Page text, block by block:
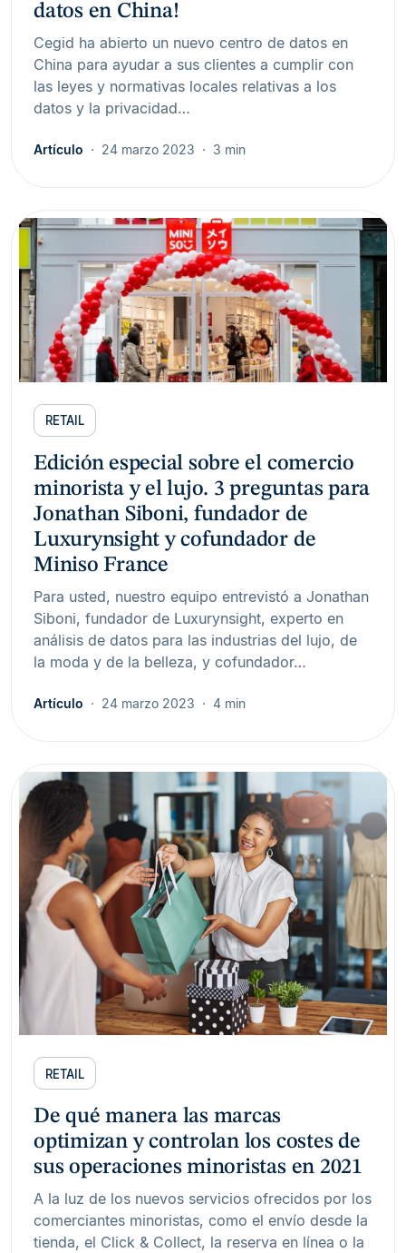
datos en China!
Cegid ha abierto un nuevo centro de datos en
China para ayudar a sus clientes a cumplir con
las leyes y normativas locales relativas a los
datos y la privacidad…
Artículo 24 marzo 2023 3 min
RETAIL
Edición especial sobre el comercio
minorista y el lujo. 3 preguntas para
Jonathan Siboni, fundador de
Luxurynsight y cofundador de
Miniso France
Para usted, nuestro equipo entrevistó a Jonathan
Siboni, fundador de Luxurynsight, experto en
análisis de datos para las industrias del lujo, de
la moda y de la belleza, y cofundador…
Artículo 24 marzo 2023 4 min
RETAIL
De qué manera las marcas
optimizan y controlan los costes de
sus operaciones minoristas en 2021
A la luz de los nuevos servicios ofrecidos por los
comerciantes minoristas, como el envío desde la
tienda, el Click & Collect, la reserva en línea o la